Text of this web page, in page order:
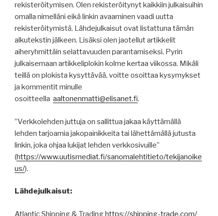
rekisteröitymisen. Olen rekisteröitynyt kaikkiin julkaisuihin
omalla nimelläni eikä linkin avaaminen vaadi uutta
rekisteröitymistä. Lähdejulkaisut ovat listattuna tämän
alkutekstin jälkeen. Lisäksi olen jaotellut artikkelit
aiheryhmittäin selattavuuden parantamiseksi. Pyrin
julkaisemaan artikkeliplokin kolme kertaa viikossa. Mikäli
teillä on plokista kysyttävää, voitte osoittaa kysymykset
ja kommentit minulle
osoitteella aaltonenmatti@elisanet.fi.
”Verkkolehden juttuja on sallittua jakaa käyttämällä
lehden tarjoamia jakopainikkeita tai lähettämällä jutusta
linkin, joka ohjaa lukijat lehden verkkosivuille”
(https://www.uutismediat.fi/sanomalehtitieto/tekijanoike
us/).
Lähdejulkaisut:
Atlantic Shipping & Tradinghttps://shipping-trade.com/